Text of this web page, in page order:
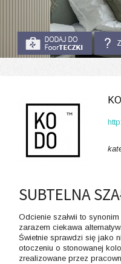
SUBTELNA
Odcienie szałwii to
zarazem ciekawa
Świetnie sprawdzi się jako
otoczeniu o stonowanej
zrealizowane przez